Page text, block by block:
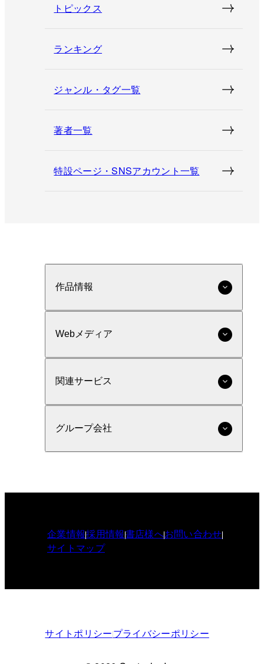
トピックス
ランキング
ジャンル・タグ一覧
著者一覧
特設ページ・SNSアカウント一覧
作品情報
Webメディア
関連サービス
グループ会社
企業情報採用情報書店様へお問い合わせ
サイトマップ
サイトポリシープライバシーポリシー